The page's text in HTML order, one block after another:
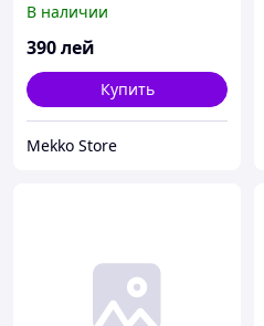
сзади
В наличии
390лей
Купить
Mekko Store